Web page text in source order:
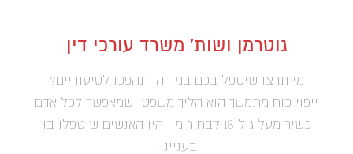
גוטרמן ושות' משרד עורכי דין
מי תרצו שיטפל בכם במידה ותהפכו לסיעודיים?
ייפוי כוח מתמשך הוא הליך משפטי שמאפשר לכל אדם
כשיר מעל גיל 18 לבחור מי יהיו האנשים שיטפלו בו
ובענייניו.